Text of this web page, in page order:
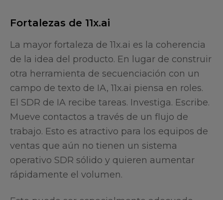
Fortalezas de 11x.ai
La mayor fortaleza de 11x.ai es la coherencia
de la idea del producto. En lugar de construir
otra herramienta de secuenciación con un
campo de texto de IA, 11x.ai piensa en roles.
El SDR de IA recibe tareas. Investiga. Escribe.
Mueve contactos a través de un flujo de
trabajo. Esto es atractivo para los equipos de
ventas que aún no tienen un sistema
operativo SDR sólido y quieren aumentar
rápidamente el volumen.